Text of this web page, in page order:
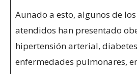
Aunado a esto, algunos de
atendidos han presentado
hipertensión arterial,
enfermedades pulmonares,